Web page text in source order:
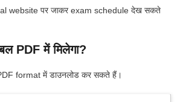
website पर जाकर exam schedule देख सकते
PDF में मिलेगा?
format में डाउनलोड कर सकते हैं।